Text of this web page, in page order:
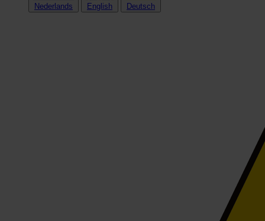
Nederlands English Deutsch